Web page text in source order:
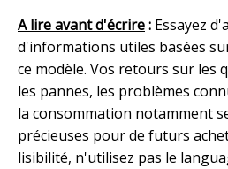
A lire avant d'écrire: Essayez
d'informations utiles basées
ce modèle. Vos retours sur les
les pannes, les problèmes
la consommation notamment
précieuses pour de futurs
lisibilité, n'utilisez pas le